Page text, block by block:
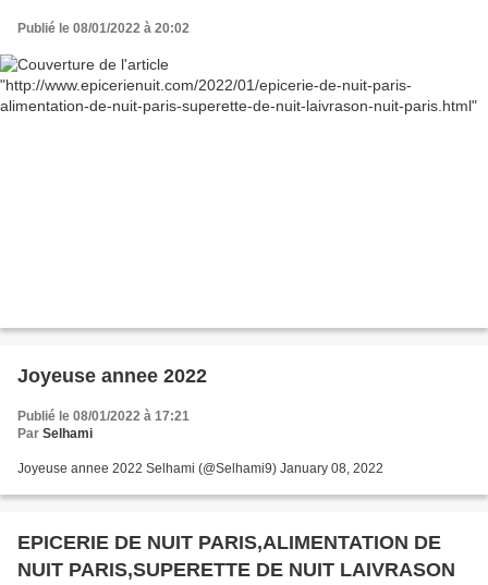
Publié le 08/01/2022 à 20:02
Joyeuse annee 2022
Publié le 08/01/2022 à 17:21
Par Selhami
Joyeuse annee 2022 Selhami (@Selhami9) January 08, 2022
EPICERIE DE NUIT PARIS,ALIMENTATION DE
NUIT PARIS,SUPERETTE DE NUIT LAIVRASON